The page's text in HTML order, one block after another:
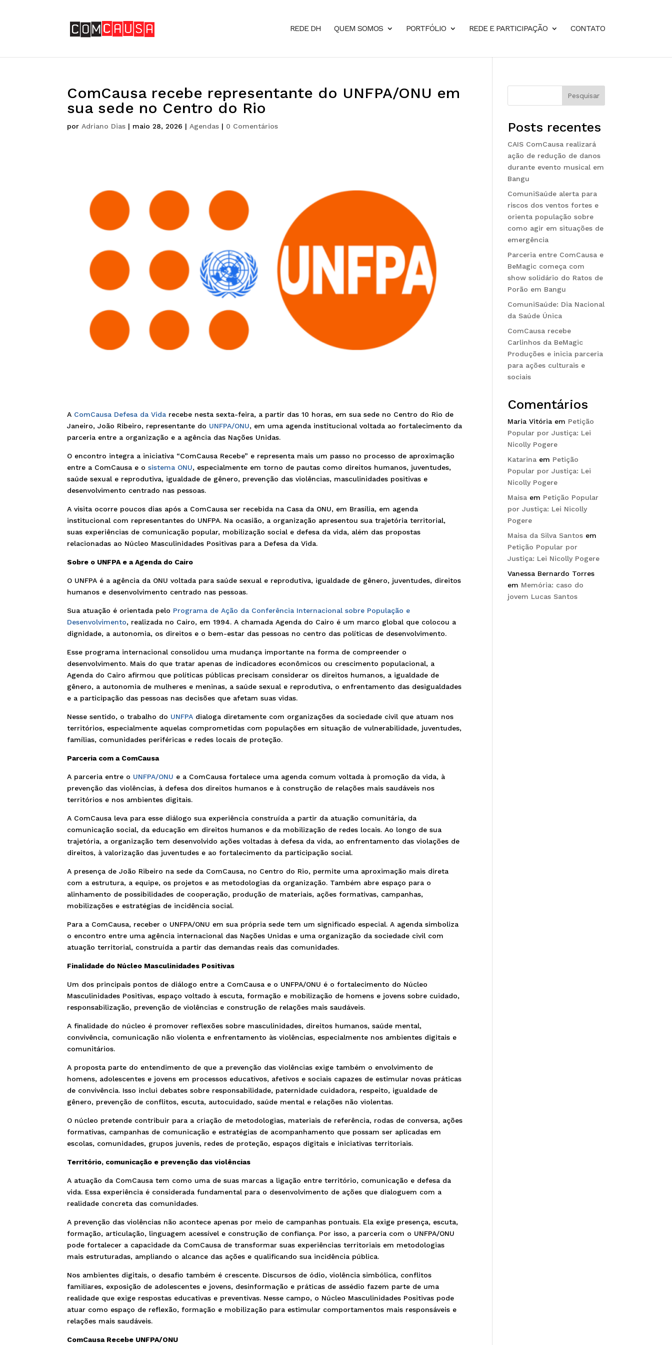
REDE DH QUEM SOMOS PORTFÓLIO REDE E PARTICIPAÇÃO CONTATO
ComCausa recebe representante do UNFPA/ONU em
sua sede no Centro do Rio
por Adriano Dias | maio 28, 2026 | Agendas | 0 Comentários
A ComCausa Defesa da Vida recebe nesta sexta-feira, a partir das 10 horas, em sua sede no Centro do Rio de
Janeiro, João Ribeiro, representante do UNFPA/ONU, em uma agenda institucional voltada ao fortalecimento da
parceria entre a organização e a agência das Nações Unidas.
O encontro integra a iniciativa “ComCausa Recebe” e representa mais um passo no processo de aproximação
entre a ComCausa e osistema ONU, especialmente em torno de pautas como direitos humanos, juventudes,
saúde sexual e reprodutiva, igualdade de gênero, prevenção das violências, masculinidades positivas e
desenvolvimento centrado nas pessoas.
A visita ocorre poucos dias após a ComCausa ser recebida na Casa da ONU, em Brasília, em agenda
institucional com representantes do UNFPA. Na ocasião, a organização apresentou sua trajetória territorial,
suas experiências de comunicação popular, mobilização social e defesa da vida, além das propostas
relacionadas ao Núcleo Masculinidades Positivas para a Defesa da Vida.
Sobre o UNFPA e a Agenda do Cairo
O UNFPA é a agência da ONU voltada para saúde sexual e reprodutiva, igualdade de gênero, juventudes, direitos
humanos e desenvolvimento centrado nas pessoas.
Sua atuação é orientada pelo Programa de Ação da Conferência Internacional sobre População e
Desenvolvimento, realizada no Cairo, em 1994. A chamada Agenda do Cairo é um marco global que colocou a
dignidade, a autonomia, os direitos e o bem-estar das pessoas no centro das políticas de desenvolvimento.
Esse programa internacional consolidou uma mudança importante na forma de compreender o
desenvolvimento. Mais do que tratar apenas de indicadores econômicos ou crescimento populacional, a
Agenda do Cairo afirmou que políticas públicas precisam considerar os direitos humanos, a igualdade de
gênero, a autonomia de mulheres e meninas, a saúde sexual e reprodutiva, o enfrentamento das desigualdades
e a participação das pessoas nas decisões que afetam suas vidas.
Nesse sentido, o trabalho do UNFPA dialoga diretamente com organizações da sociedade civil que atuam nos
territórios, especialmente aquelas comprometidas com populações em situação de vulnerabilidade, juventudes,
famílias, comunidades periféricas e redes locais de proteção.
Parceria com a ComCausa
A parceria entre o UNFPA/ONU e a ComCausa fortalece uma agenda comum voltada à promoção da vida, à
prevenção das violências, à defesa dos direitos humanos e à construção de relações mais saudáveis nos
territórios e nos ambientes digitais.
A ComCausa leva para esse diálogo sua experiência construída a partir da atuação comunitária, da
comunicação social, da educação em direitos humanos e da mobilização de redes locais. Ao longo de sua
trajetória, a organização tem desenvolvido ações voltadas à defesa da vida, ao enfrentamento das violações de
direitos, à valorização das juventudes e ao fortalecimento da participação social.
A presença de João Ribeiro na sede da ComCausa, no Centro do Rio, permite uma aproximação mais direta
com a estrutura, a equipe, os projetos e as metodologias da organização. Também abre espaço para o
alinhamento de possibilidades de cooperação, produção de materiais, ações formativas, campanhas,
mobilizações e estratégias de incidência social.
Para a ComCausa, receber o UNFPA/ONU em sua própria sede tem um significado especial. A agenda simboliza
o encontro entre uma agência internacional das Nações Unidas e uma organização da sociedade civil com
atuação territorial, construída a partir das demandas reais das comunidades.
Finalidade do Núcleo Masculinidades Positivas
Um dos principais pontos de diálogo entre a ComCausa e o UNFPA/ONU é o fortalecimento do Núcleo
Masculinidades Positivas, espaço voltado à escuta, formação e mobilização de homens e jovens sobre cuidado,
responsabilização, prevenção de violências e construção de relações mais saudáveis.
A finalidade do núcleo é promover reflexões sobre masculinidades, direitos humanos, saúde mental,
convivência, comunicação não violenta e enfrentamento às violências, especialmente nos ambientes digitais e
comunitários.
A proposta parte do entendimento de que a prevenção das violências exige também o envolvimento de
homens, adolescentes e jovens em processos educativos, afetivos e sociais capazes de estimular novas práticas
de convivência. Isso inclui debates sobre responsabilidade, paternidade cuidadora, respeito, igualdade de
gênero, prevenção de conflitos, escuta, autocuidado, saúde mental e relações não violentas.
O núcleo pretende contribuir para a criação de metodologias, materiais de referência, rodas de conversa, ações
formativas, campanhas de comunicação e estratégias de acompanhamento que possam ser aplicadas em
escolas, comunidades, grupos juvenis, redes de proteção, espaços digitais e iniciativas territoriais.
Território, comunicação e prevenção das violências
A atuação da ComCausa tem como uma de suas marcas a ligação entre território, comunicação e defesa da
vida. Essa experiência é considerada fundamental para o desenvolvimento de ações que dialoguem com a
realidade concreta das comunidades.
A prevenção das violências não acontece apenas por meio de campanhas pontuais. Ela exige presença, escuta,
formação, articulação, linguagem acessível e construção de confiança. Por isso, a parceria com o UNFPA/ONU
pode fortalecer a capacidade da ComCausa de transformar suas experiências territoriais em metodologias
mais estruturadas, ampliando o alcance das ações e qualificando sua incidência pública.
Nos ambientes digitais, o desafio também é crescente. Discursos de ódio, violência simbólica, conflitos
familiares, exposição de adolescentes e jovens, desinformação e práticas de assédio fazem parte de uma
realidade que exige respostas educativas e preventivas. Nesse campo, o Núcleo Masculinidades Positivas pode
atuar como espaço de reflexão, formação e mobilização para estimular comportamentos mais responsáveis e
relações mais saudáveis.
ComCausa Recebe UNFPA/ONU
Pesquisar
Posts recentes
CAIS ComCausa realizará
ação de redução de danos
durante evento musical em
Bangu
ComuniSaúde alerta para
riscos dos ventos fortes e
orienta população sobre
como agir em situações de
emergência
Parceria entre ComCausa e
BeMagic começa com
show solidário do Ratos de
Porão em Bangu
ComuniSaúde: Dia Nacional
da Saúde Única
ComCausa recebe
Carlinhos da BeMagic
Produções e inicia parceria
para ações culturais e
sociais
Comentários
Maria Vitória em Petição
Popular por Justiça: Lei
Nicolly Pogere
Katarina em Petição
Popular por Justiça: Lei
Nicolly Pogere
Maisa em Petição Popular
por Justiça: Lei Nicolly
Pogere
Maisa da Silva Santos em
Petição Popular por
Justiça: Lei Nicolly Pogere
Vanessa Bernardo Torres
em Memória: caso do
jovem Lucas Santos